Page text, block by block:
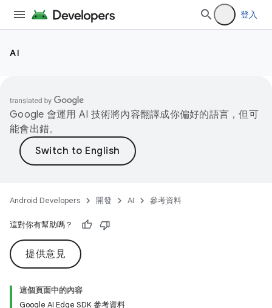
登入
AI
Google 會運用 AI 技術將內容翻譯成你偏好的語言，但可
能會出錯。
Android Developers 開發 AI 參考資料
這對你有幫助嗎？
提供意見
這個頁面中的內容
Google AI Edge SDK 參考資料